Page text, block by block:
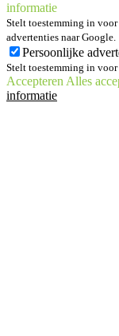
informatie
Stelt toestemming in voor
advertenties naar Google.
Persoonlijke
Stelt toestemming in
Accepteren Alles
informatie